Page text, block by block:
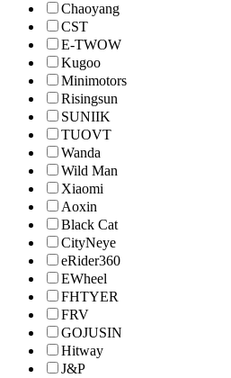
Chaoyang
CST
E-TWOW
Kugoo
Minimotors
Risingsun
SUNIIK
TUOVT
Wanda
Wild Man
Xiaomi
Aoxin
Black Cat
CityNeye
eRider360
EWheel
FHTYER
FRV
GOJUSIN
Hitway
J&P